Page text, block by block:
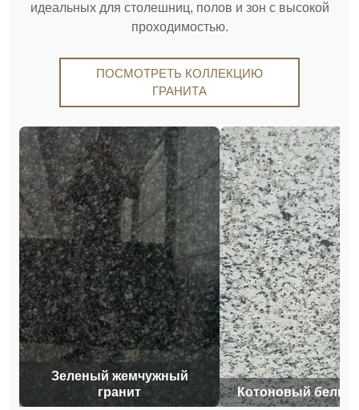
идеальных для столешниц, полов и зон с высокой
проходимостью.
ПОСМОТРЕТЬ КОЛЛЕКЦИЮ
ГРАНИТА
Зеленый жемчужный
гранит
Котоновый белый